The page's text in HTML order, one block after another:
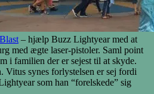
– hjælp Buzz Lightyear med at
med ægte laser-pistoler. Saml point
i familien der er sejest til at skyde.
Vitus synes forlystelsen er sej fordi
som han “forelskede” sig